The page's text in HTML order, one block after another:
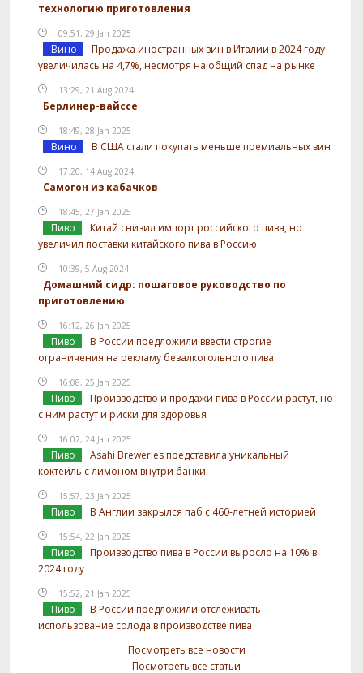
технологию приготовления
09:51, 29 Jan 2025
Вино
Продажа иностранных вин в Италии в 2024 году
увеличилась на 4,7%, несмотря на общий спад на рынке
13:29, 21 Aug 2024
Берлинер-вайссе
18:49, 28 Jan 2025
Вино В США стали покупать меньше премиальных вин
17:20, 14 Aug 2024
Самогон из кабачков
18:45, 27 Jan 2025
Пиво
Китай снизил импорт российского пива, но
увеличил поставки китайского пива в Россию
10:39, 5 Aug 2024
Домашний сидр: пошаговое руководство по
приготовлению
16:12, 26 Jan 2025
Пиво
В России предложили ввести строгие
ограничения на рекламу безалкогольного пива
16:08, 25 Jan 2025
Пиво
Производство и продажи пива в России растут, но
с ним растут и риски для здоровья
16:02, 24 Jan 2025
Пиво
Asahi Breweries представила уникальный
коктейль с лимоном внутри банки
15:57, 23 Jan 2025
Пиво В Англии закрылся паб с 460-летней историей
15:54, 22 Jan 2025
Пиво
Производство пива в России выросло на 10% в
2024 году
15:52, 21 Jan 2025
Пиво
В России предложили отслеживать
использование солода в производстве пива
Посмотреть все новости
Посмотреть все статьи